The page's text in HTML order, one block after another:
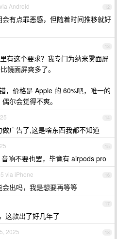
12
Android
有点罪恶感，但随着时间推移就好
13
这个要求？我专门为纳米雾面屏
镜面屏爽多了。
，价格是 Apple 的 60%吧，唯一的
尔会觉得不爽。
14
广告了,这是啥东西我都不知道
15
响不要也罢，毕竟有 airpods pro
16
via iPhone
出吗，我是想要再等等
17
这款出了好几年了
18
2025